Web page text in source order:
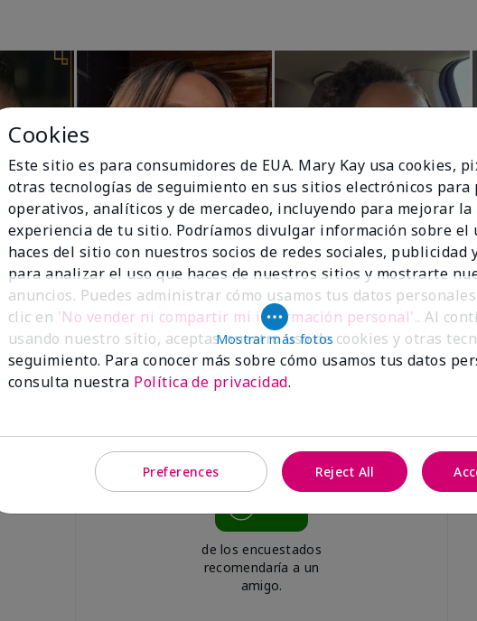
Mostrar más fotos
de los encuestados
recomendaría a un
amigo.
Cookies
Este sitio es para consumidores de EUA. Mary Kay usa cookies,
otras tecnologías de seguimiento en sus sitios electrónicos para
operativos, analíticos y de mercadeo, incluyendo para mejorar la
experiencia de tu sitio. Podríamos divulgar información sobre el
haces del sitio con nuestros socios de redes sociales, publicidad
para analizar el uso que haces de nuestros sitios y mostrarte
anuncios. Puedes administrar cómo usamos tus datos
clic en 'No vender ni compartir mi información personal'.. Al
usando nuestro sitio, aceptas nuestro uso de cookies y otras
seguimiento. Para conocer más sobre cómo usamos tus datos
consulta nuestra Política de privacidad.
Preferences Reject All